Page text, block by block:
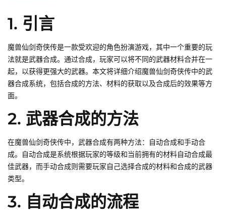
1. 引言
魔兽仙剑奇侠传是一款受欢迎的角色扮演游戏，其中一个重要的玩
法就是武器合成。通过合成，玩家可以将不同的武器材料合并在一
起，以获得更强大的武器。本文将详细介绍魔兽仙剑奇侠传中的武
器合成系统，包括合成的方法、材料的获取以及合成后的效果等方
面。
2. 武器合成的方法
在魔兽仙剑奇侠传中，武器合成有两种方法：自动合成和手动合
成。自动合成是系统根据玩家的等级和当前拥有的材料自动合成最
佳武器，而手动合成则需要玩家自己选择合成的材料和合成的武器
类型。
3. 自动合成的流程